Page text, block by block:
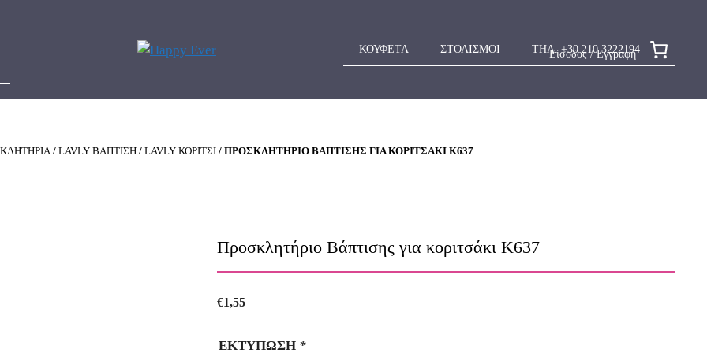
Είσοδος / Εγγραφή
ΚΟΥΦΕΤΑ ΣΤΟΛΙΣΜΟΙ ΤΗΛ. +30 210 3222194
/ LAVLY ΒΑΠΤΙΣΗ / LAVLY ΚΟΡΙΤΣΙ / ΠΡΟΣΚΛΗΤΉΡΙΟ ΒΆΠΤΙΣΗΣ ΓΙΑ ΚΟΡΙΤΣΆΚΙ Κ637
Προσκλητήριο Βάπτισης για κοριτσάκι Κ637
€1,55
ΕΚΤΥΠΩΣΗ *